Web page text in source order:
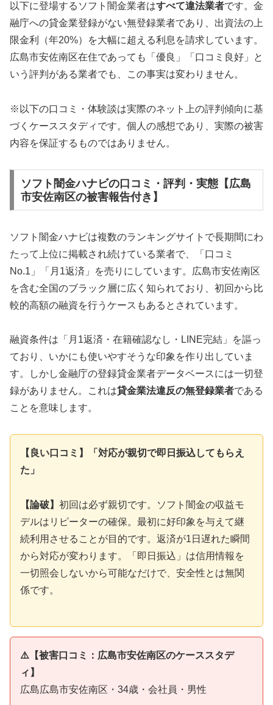
以下に登場するソフト闇金業者はすべて違法業者です。金
融庁への貸金業登録がない無登録業者であり、出資法の上
限金利（年20%）を大幅に超える利息を請求しています。
広島市安佐南区在住であっても「優良」「口コミ良好」と
いう評判がある業者でも、この事実は変わりません。
※以下の口コミ・体験談は実際のネット上の評判傾向に基
づくケーススタディです。個人の感想であり、実際の被害
内容を保証するものではありません。
ソフト闇金ハナビの口コミ・評判・実態【広島
市安佐南区の被害報告付き】
ソフト闇金ハナビは複数のランキングサイトで長期間にわ
たって上位に掲載され続けている業者で、「口コミ
No.1」「月1返済」を売りにしています。広島市安佐南区
を含む全国のブラック層に広く知られており、初回から比
較的高額の融資を行うケースもあるとされています。
融資条件は「月1返済・在籍確認なし・LINE完結」を謳っ
ており、いかにも使いやすそうな印象を作り出していま
す。しかし金融庁の登録貸金業者データベースには一切登
録がありません。これは貸金業法違反の無登録業者である
ことを意味します。
【良い口コミ】「対応が親切で即日振込してもらえ
た」
【論破】 初回は必ず親切です。ソフト闇金の収益モ
デルはリピーターの確保。最初に好印象を与えて継
続利用させることが目的です。返済が1日遅れた瞬間
から対応が変わります。「即日振込」は信用情報を
一切照会しないから可能なだけで、安全性とは無関
係です。
⚠️【被害口コミ：広島市安佐南区のケーススタデ
ィ】
広島広島市安佐南区・34歳・会社員・男性